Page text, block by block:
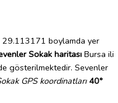
boylamda yer
Sokak haritası Bursa ili
gösterilmektedir. Sevenler
GPS koordinatları 40°